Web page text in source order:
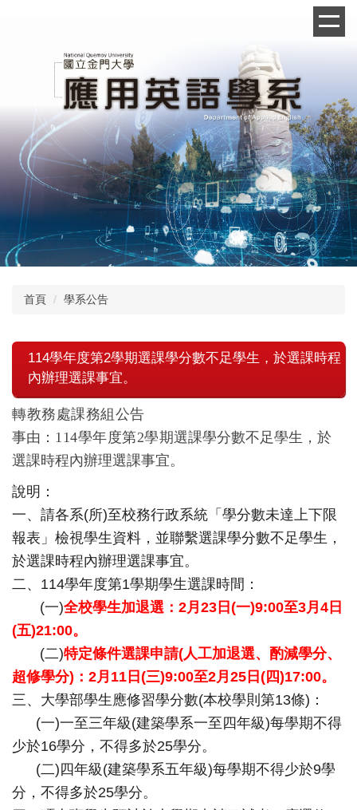
首頁 學系公告
114學年度第2學期選課學分數不足學生，於選課時程
內辦理選課事宜。
轉教務處課務組公告
事由： 114學年度第2學期選課學分數不足學生， 於
選課時程內辦理選課事宜。
說明：
一、請各系(所)至校務行政系統「學分數未達上下限
報表」 檢視學生資料，並聯繫選課學分數不足學生，
於選課時程內辦理選課事宜。
二、114學年度第1學期學生選課時間：
(一)全校學生加退選：2月23日(一)9:00至3月4日
(五)21:00。
(二)特定條件選課申請(人工加退選、酌減學分、
超修學分)：2月11日(三)9:00至2月25日(四)17:00。
三、大學部學生應修習學分數(本校學則第13條)：
(一)一至三年級(建築學系一至四年級)每學期不得
少於16學分，不得多於25學分。
(二)四年級(建築學系五年級)每學期不得少於9學
分， 不得多於25學分。